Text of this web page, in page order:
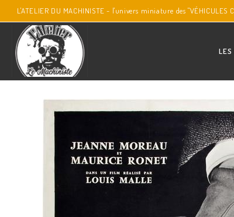
L'ATELIER DU MACHINISTE - l'univers miniature des "VÉHICULES
LES